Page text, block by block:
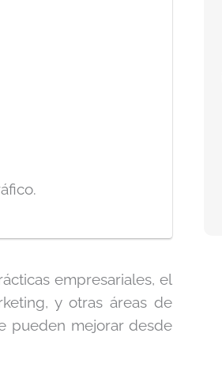
empresariales, el
y otras áreas de
pueden mejorar desde